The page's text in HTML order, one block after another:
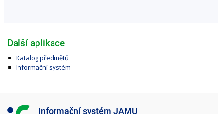
Další aplikace
Katalog předmětů
Informační systém
I Informační systém JAMU